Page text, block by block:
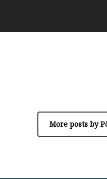
More posts by